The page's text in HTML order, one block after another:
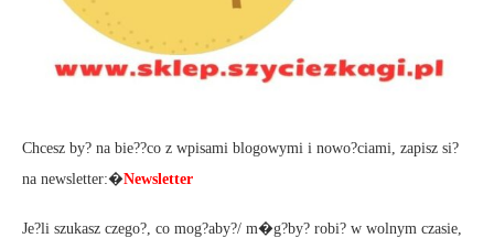
Chcesz by? na bie??co z wpisami blogowymi i nowo?ciami, zapisz si?
na newsletter:�Newsletter
Je?li szukasz czego?, co mog?aby?/ m�g?by? robi? w wolnym czasie,